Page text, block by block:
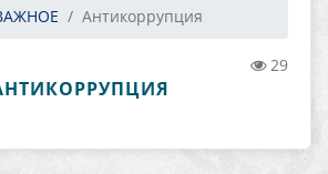
Антикоррупция
29